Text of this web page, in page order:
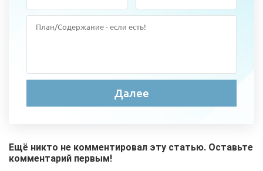
Ещё никто не комментировал эту статью. Оставьте
комментарий первым!